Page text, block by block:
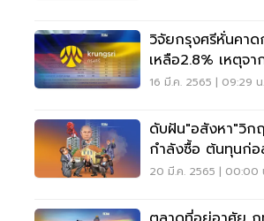
วิจัยกรุงศรีหั่นคา
เหลือ2.8% เหตุจา
ยูเครน
16 มี.ค. 2565 | 09:29 น.
ดับฝัน"อสังหา"วิก
กำลังซื้อ ต้นทุนก่
20 มี.ค. 2565 | 00:00